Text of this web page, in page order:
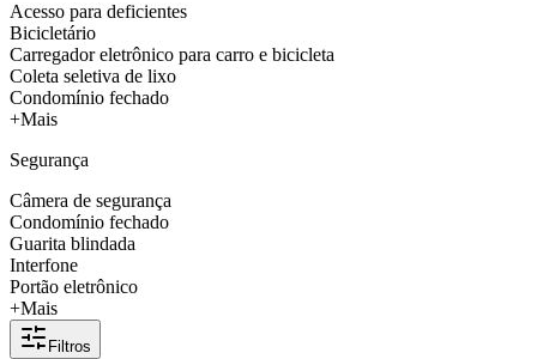
Acesso para deficientes
Bicicletário
Carregador eletrônico para carro e bicicleta
Coleta seletiva de lixo
Condomínio fechado
+Mais
Segurança
Câmera de segurança
Condomínio fechado
Guarita blindada
Interfone
Portão eletrônico
+Mais
Filtros